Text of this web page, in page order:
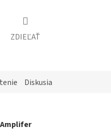
ZDIEĽAŤ
Diskusia
Amplifer